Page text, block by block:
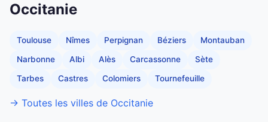
Occitanie
Toulouse Nîmes Perpignan Béziers Montauban
Narbonne Albi Alès Carcassonne Sète
Tarbes Castres Colomiers Tournefeuille
→ Toutes les villes de Occitanie